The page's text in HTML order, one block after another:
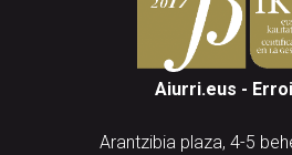
Aiurri.eus -
Arantzibia plaza, 4-5